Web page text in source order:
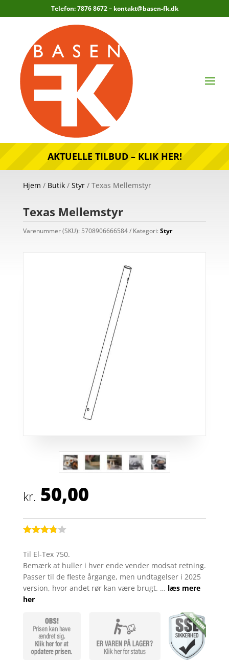
Telefon: 7876 8672 – kontakt@basen-fk.dk
AKTUELLE TILBUD – KLIK HER!
Hjem / Butik/ Styr/ Texas Mellemstyr
Texas Mellemstyr
Varenummer (SKU): 5708906666584 Kategori: Styr
kr. 50,00
ud af 5
baseret
på
kundebed
ømmels
er
Til El-Tex 750.
Bemærk at huller i hver ende vender modsat retning.
Passer til de fleste årgange, men undtagelser i 2025
version, hvor andet rør kan være brugt. … læs mere
her